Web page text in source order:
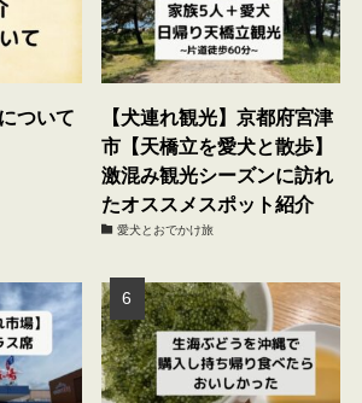
ついて
【犬連れ観光】京都府宮津
市【天橋立を愛犬と散歩】
激混み観光シーズンに訪れ
たオススメスポット紹介
愛犬とおでかけ旅